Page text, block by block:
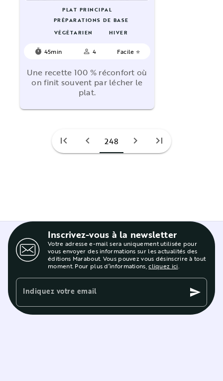
PLAT PRINCIPAL
PRÉPARATIONS DE BASE
VÉGÉTARIEN
HIVER
timer 45min person_outline 4 Facile ⭐
Une recette 100 % réconfort où
on finit souvent par lécher le
plat.
first_page chevron_left 248 chevron_right last_page
Inscrivez-vous à la newsletter
Votre adresse e-mail sera uniquement utilisée pour
vous envoyer des informations sur les actualités des
éditions Marabout. Vous pouvez vous désinscrire à tout
moment. Pour plus d’informations,cliquez ici.
Indiquez votre email send